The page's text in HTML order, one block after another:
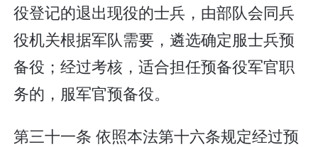
役登记的退出现役的士兵，由部队会同兵
役机关根据军队需要，遴选确定服士兵预
备役；经过考核，适合担任预备役军官职
务的，服军官预备役。
第三十一条 依照本法第十六条规定经过预